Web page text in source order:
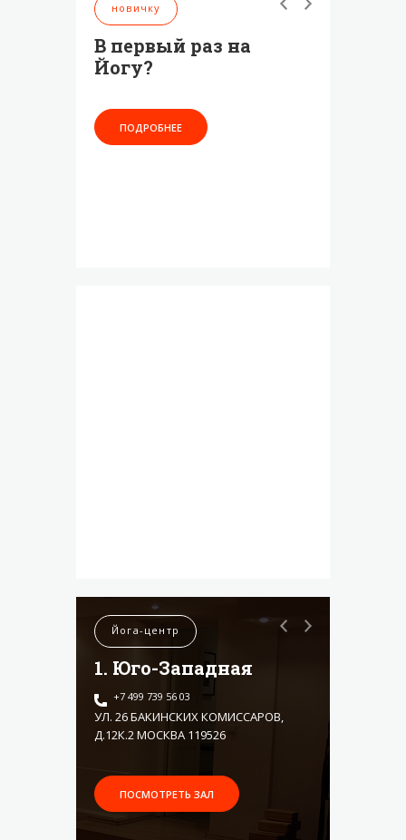
новичку
В первый раз на
Йогу?
ПОДРОБНЕЕ
Йога-центр
1. Юго-Западная
+7 499 739 56 03
УЛ. 26 БАКИНСКИХ КОМИССАРОВ,
Д.12К.2 МОСКВА 119526
ПОСМОТРЕТЬ ЗАЛ